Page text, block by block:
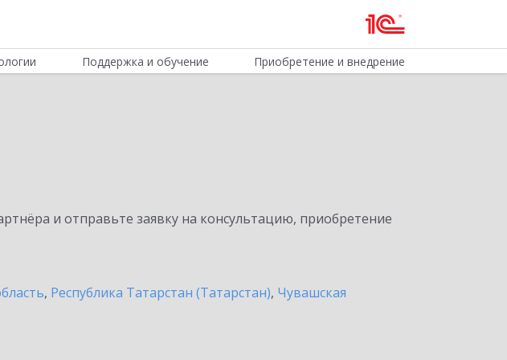
Поддержка и обучение Приобретение и внедрение
и отправьте заявку на консультацию, приобретение
, Республика Татарстан (Татарстан), Чувашская